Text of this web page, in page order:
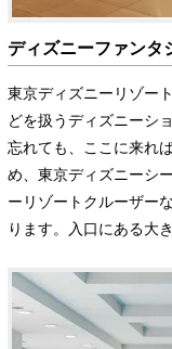
ディズニーファンタ
東京ディズニーリゾー
どを扱うディズニーシ
忘れても、ここに来れ
め、東京ディズニーシ
ーリゾートクルーザー
ります。入口にある大